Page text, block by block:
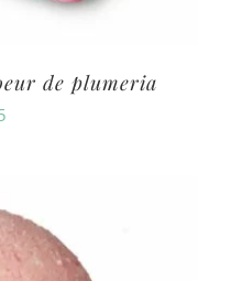
de plumeria